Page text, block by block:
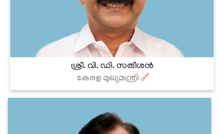
ശ്രീ. വി. ഡി. സതീശൻ
കേരള മുഖ്യമന്ത്രി 🔗